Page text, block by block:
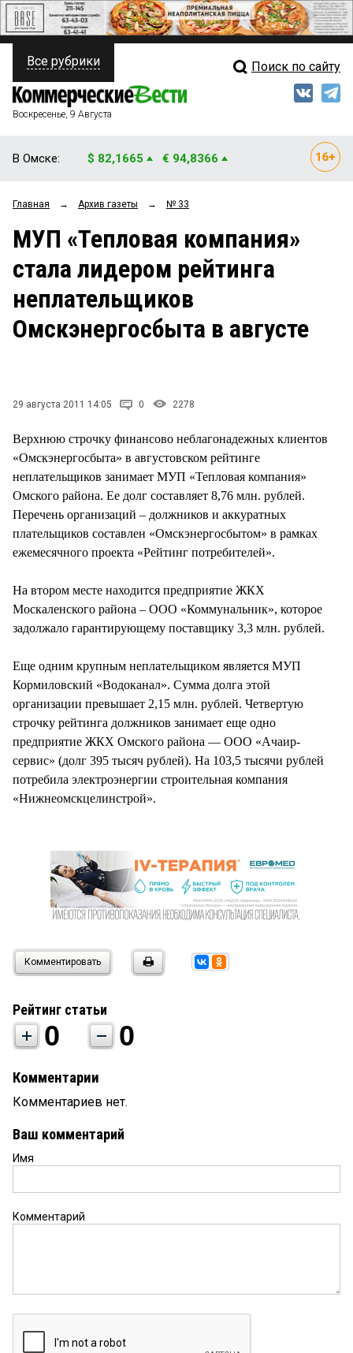
ПОЛИТИКА
ФИНАНСЫ
ОБЩЕСТВО
ЗАКОН
НОВОСТИ КОМПАНИЙ
Свежий выпуск
Рейтинги
Блоги
Все рубрики Поиск по сайту
Воскресенье, 9 Августа
В Омске: $ 82,1665 € 94,8366
Главная → Архив газеты → № 33
МУП «Тепловая компания»
стала лидером рейтинга
неплательщиков
Омскэнергосбыта в августе
29 августа 2011 14:05 0 2278
Верхнюю строчку финансово неблагонадежных клиентов
«Омскэнергосбыта» в августовском рейтинге
неплательщиков занимает МУП «Тепловая компания»
Омского района. Ее долг составляет 8,76 млн. рублей.
Перечень организаций – должников и аккуратных
плательщиков составлен «Омскэнергосбытом» в рамках
ежемесячного проекта «Рейтинг потребителей».
На втором месте находится предприятие ЖКХ
Москаленского района – ООО «Коммунальник», которое
задолжало гарантирующему поставщику 3,3 млн. рублей.
Еще одним крупным неплательщиком является МУП
Кормиловский «Водоканал». Сумма долга этой
организации превышает 2,15 млн. рублей. Четвертую
строчку рейтинга должников занимает еще одно
предприятие ЖКХ Омского района — ООО «Ачаир-
сервис» (долг 395 тысяч рублей). На 103,5 тысячи рублей
потребила электроэнергии строительная компания
«Нижнеомскцелинстрой».
Комментировать
Рейтинг статьи
0 0
Комментарии
Комментариев нет.
Ваш комментарий
Имя
Комментарий